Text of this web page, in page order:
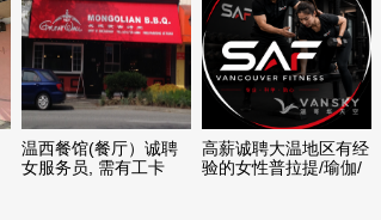
温西餐馆(餐厅）诚聘
女服务员, 需有工卡
高薪诚聘大温地区有经
验的女性普拉提/瑜伽/